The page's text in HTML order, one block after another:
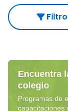
Encuentra
colegio
Programas de
capacitaciones